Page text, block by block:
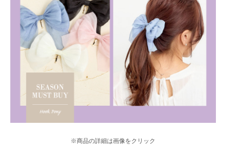
※商品の詳細は画像をクリック